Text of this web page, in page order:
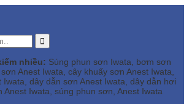
nhiều: Súng phun sơn Iwata, bơm sơn
Anest Iwata, cây khuấy sơn Anest Iwata,
Iwata, dây dẫn sơn Anest Iwata, dây dẫn hơi
Anest Iwata, súng phun sơn, Anest Iwata